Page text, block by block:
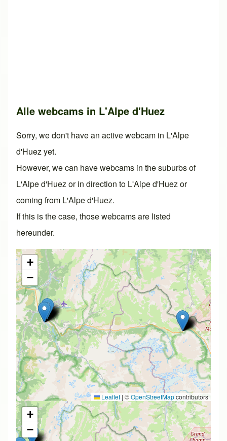
Alle webcams in L'Alpe d'Huez
Sorry, we don't have an active webcam in L'Alpe
d'Huez yet.
However, we can have webcams in the suburbs of
L'Alpe d'Huez or in direction to L'Alpe d'Huez or
coming from L'Alpe d'Huez.
If this is the case, those webcams are listed
hereunder.
+
−
Leaflet | ©OpenStreetMapcontributors
+
−